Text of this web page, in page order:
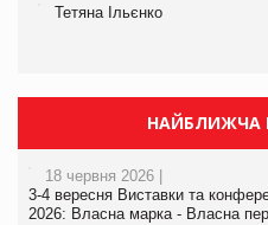
Тетяна Ільєнко
НАЙБЛИЖЧА
18 червня 2026 |
3-4 вересня Виставки та
2026: Власна марка - Власна